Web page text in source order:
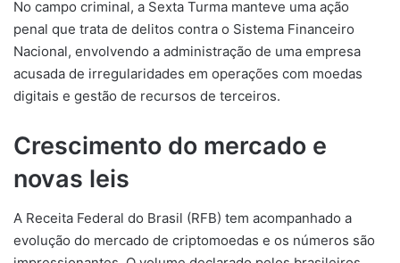
No campo criminal, a Sexta Turma manteve uma ação
penal que trata de delitos contra o Sistema Financeiro
Nacional, envolvendo a administração de uma empresa
acusada de irregularidades em operações com moedas
digitais e gestão de recursos de terceiros.
Crescimento do mercado e
novas leis
A Receita Federal do Brasil (RFB) tem acompanhado a
evolução do mercado de criptomoedas e os números são